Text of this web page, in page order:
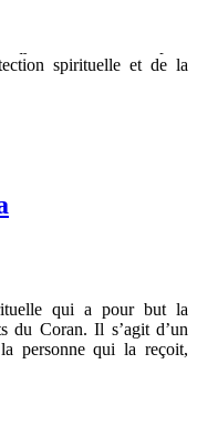
de la Sourate Roqya
spirituelle et de la
qui a pour but la
du Coran. Il s’agit d’un
personne qui la reçoit,